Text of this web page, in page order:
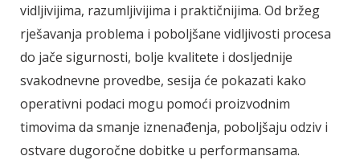
vidljivijima, razumljivijima i praktičnijima. Od bržeg
rješavanja problema i poboljšane vidljivosti procesa
do jače sigurnosti, bolje kvalitete i dosljednije
svakodnevne provedbe, sesija će pokazati kako
operativni podaci mogu pomoći proizvodnim
timovima da smanje iznenađenja, poboljšaju odziv i
ostvare dugoročne dobitke u performansama.